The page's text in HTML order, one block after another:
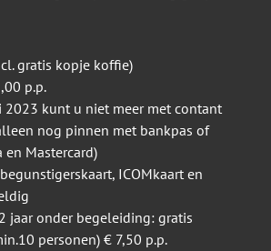
gratis kopje koffie)
p.p.
2023 kunt u niet meer met contant
nog pinnen met bankpas of
en Mastercard)
ICOMkaart en
jaar onder begeleiding: gratis
personen) € 7,50 p.p.